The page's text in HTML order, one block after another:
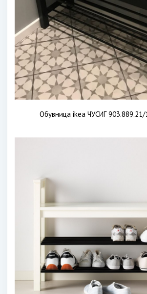
Обувница ikea ЧУСИГ 903.889.21/